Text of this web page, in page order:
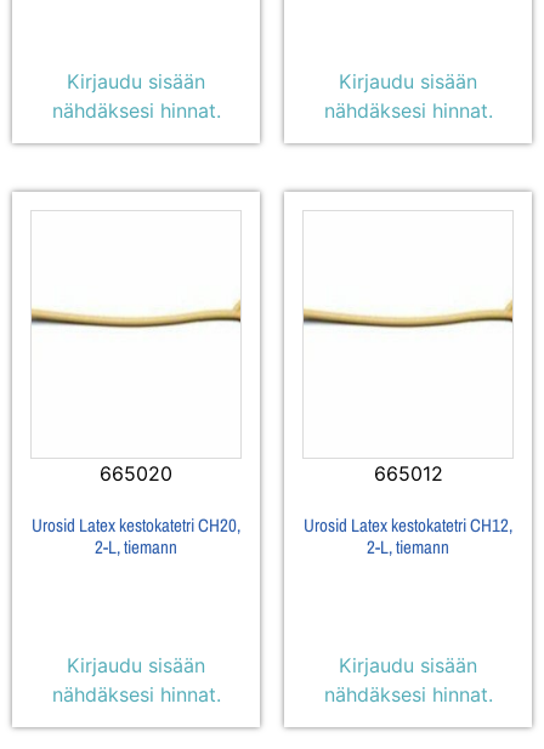
Kirjaudu sisään
nähdäksesi hinnat.
Kirjaudu sisään
nähdäksesi hinnat.
665020
Urosid Latex kestokatetri CH20,
2-L, tiemann
Kirjaudu sisään
nähdäksesi hinnat.
665012
Urosid Latex kestokatetri CH12,
2-L, tiemann
Kirjaudu sisään
nähdäksesi hinnat.